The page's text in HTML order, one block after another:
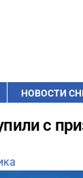
НОВОСТИ
с